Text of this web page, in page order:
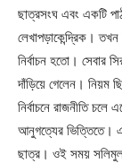
ছাত্রসংঘ এবং একটি
লেখাপড়াকেন্দ্রিক।
নির্বাচন হতো। সেবার
দাঁড়িয়ে গেলেন। নিয়ম
নির্বাচনে রাজনীতি
আনুগত্যের ভিত্তিতে।
ছাত্র। ওই সময়